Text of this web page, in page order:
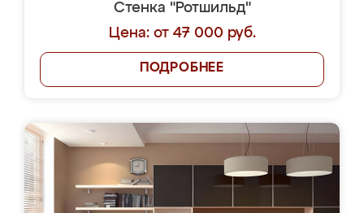
Стенка "Ротшильд"
Цена: от 47 000 руб.
ПОДРОБНЕЕ